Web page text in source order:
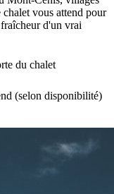
vous attend pour
d'un vrai
du chalet
(selon disponibilité)